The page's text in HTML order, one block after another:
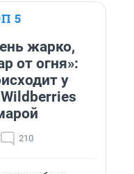
5
жарко,
от огня»:
у
210